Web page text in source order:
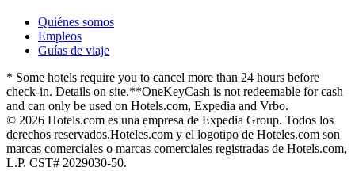
Quiénes somos
Empleos
Guías de viaje
* Some hotels require you to cancel more than 24 hours before
check-in. Details on site.**OneKeyCash is not redeemable for cash
and can only be used on Hotels.com, Expedia and Vrbo.
© 2026 Hotels.com es una empresa de Expedia Group. Todos los
derechos reservados.Hoteles.com y el logotipo de Hoteles.com son
marcas comerciales o marcas comerciales registradas de Hotels.com,
L.P. CST# 2029030-50.